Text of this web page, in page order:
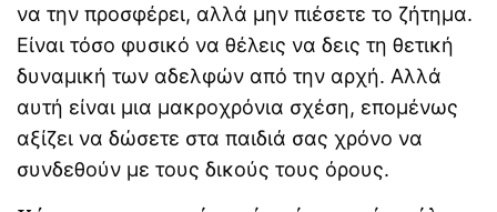
να την προσφέρει, αλλά μην πιέσετε το ζήτημα.
Είναι τόσο φυσικό να θέλεις να δεις τη θετική
δυναμική των αδελφών από την αρχή. Αλλά
αυτή είναι μια μακροχρόνια σχέση, επομένως
αξίζει να δώσετε στα παιδιά σας χρόνο να
συνδεθούν με τους δικούς τους όρους.